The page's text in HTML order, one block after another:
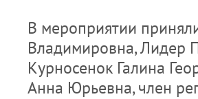
В мероприятии
Владимировна, Лидер
Курносенок Галина
Анна Юрьевна, член